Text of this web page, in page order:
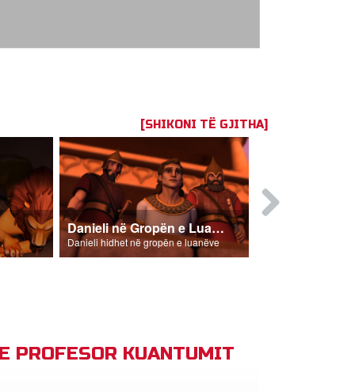
[SHIKONI TË GJITHA]
Danieli në Gropën e Luanëve
Danieli hidhet në gropën e luanëve
PROFESOR KUANTUMIT